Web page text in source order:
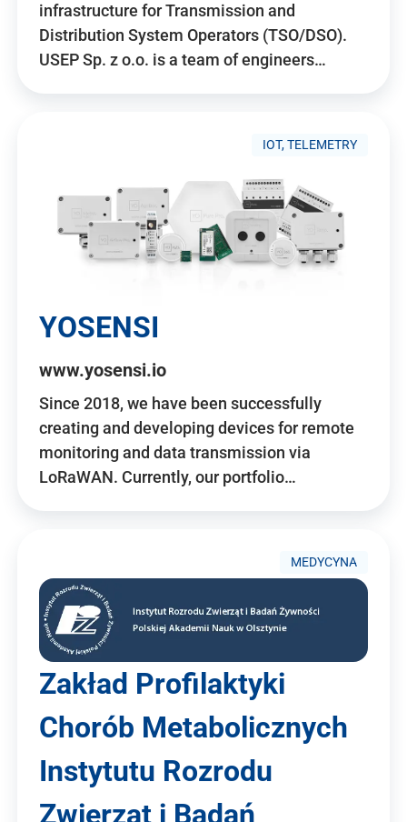
infrastructure for Transmission and
Distribution System Operators (TSO/DSO).
USEP Sp. z o.o. is a team of engineers…
IOT, TELEMETRY
YOSENSI
www.yosensi.io
Since 2018, we have been successfully
creating and developing devices for remote
monitoring and data transmission via
LoRaWAN. Currently, our portfolio…
MEDYCYNA
Zakład Profilaktyki
Chorób Metabolicznych
Instytutu Rozrodu
Zwierząt i Badań